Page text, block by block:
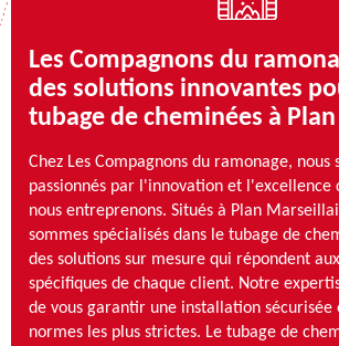
Les Compagnons du
des solutions innovantes
tubage de cheminées à
Chez Les Compagnons du ramonage, nous
passionnés par l'innovation et l'excellence
nous entreprenons. Situés à Plan
sommes spécialisés dans le tubage de
des solutions sur mesure qui répondent
spécifiques de chaque client. Notre
de vous garantir une installation sécurisée
normes les plus strictes. Le tubage de